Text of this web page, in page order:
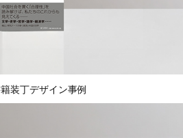
装丁デザイン事例